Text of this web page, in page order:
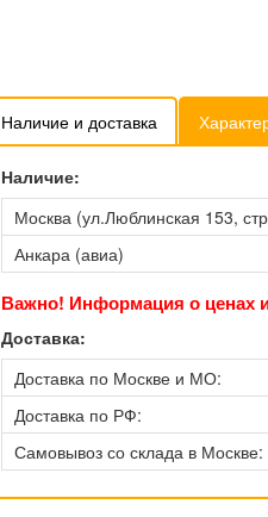
Наличие и доставка
Наличие:
Москва (ул.Люблинская 153,
Анкара (авиа)
Важно! Информация о ценах
Доставка:
Доставка по Москве и МО:
Доставка по РФ:
Самовывоз со склада в Москве: